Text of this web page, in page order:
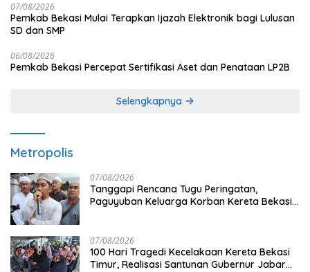
07/08/2026
Pemkab Bekasi Mulai Terapkan Ijazah Elektronik bagi Lulusan
SD dan SMP
06/08/2026
Pemkab Bekasi Percepat Sertifikasi Aset dan Penataan LP2B
Selengkapnya
Metropolis
07/08/2026
Tanggapi Rencana Tugu Peringatan,
Paguyuban Keluarga Korban Kereta Bekasi
07/08/2026
100 Hari Tragedi Kecelakaan Kereta Bekasi
Timur, Realisasi Santunan Gubernur Jabar